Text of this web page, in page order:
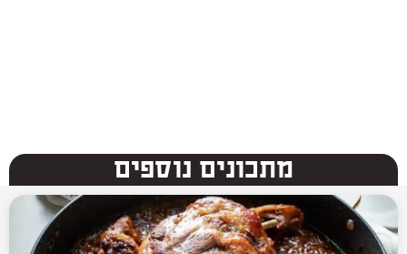
מתכונים נוספים